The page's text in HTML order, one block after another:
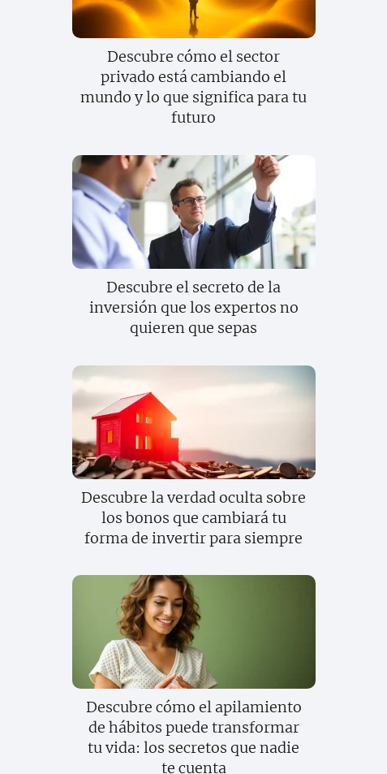
Descubre cómo el sector
privado está cambiando el
mundo y lo que significa para tu
futuro
Descubre el secreto de la
inversión que los expertos no
quieren que sepas
Descubre la verdad oculta sobre
los bonos que cambiará tu
forma de invertir para siempre
Descubre cómo el apilamiento
de hábitos puede transformar
tu vida: los secretos que nadie
te cuenta